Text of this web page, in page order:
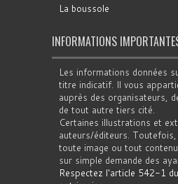
La boussole
INFORMATIONS
Les informations données
titre indicatif. Il vous
auprès des organisateurs,
de tout autre tiers cité.
Certaines illustrations et
auteurs/éditeurs.
toute image ou tout
sur simple demande des
Respectez l'article 542-1